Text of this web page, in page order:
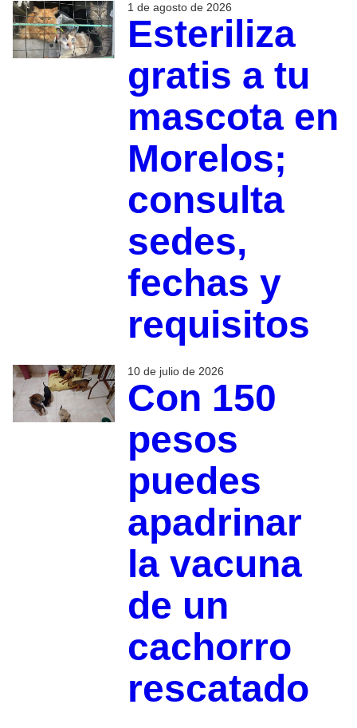
1 de agosto de 2026
Esteriliza
gratis a tu
mascota en
Morelos;
consulta
sedes,
fechas y
requisitos
10 de julio de 2026
Con 150
pesos
puedes
apadrinar
la vacuna
de un
cachorro
rescatado